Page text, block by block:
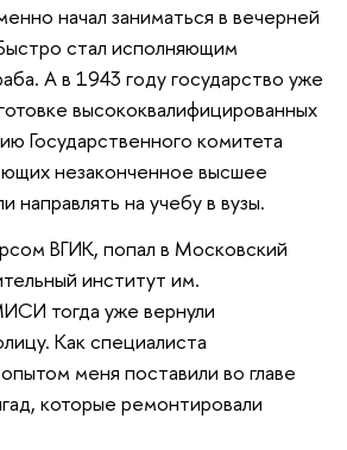
начал заниматься в вечерней
стал исполняющим
А в 1943 году государство уже
высококвалифицированных
Государственного комитета
незаконченное высшее
направлять на учебу в вузы.
ВГИК, попал в Московский
институт им.
тогда уже вернули
Как специалиста
меня поставили во главе
которые ремонтировали